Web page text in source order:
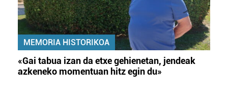
MEMORIA HISTORIKOA
«Gai tabua izan da etxe gehienetan, jendeak
azkeneko momentuan hitz egin du»